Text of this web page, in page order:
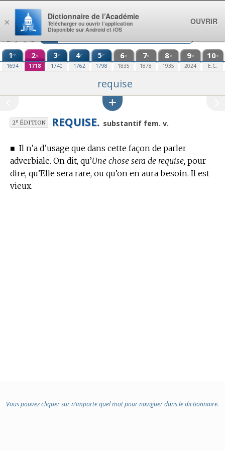
Aller au contenu
1re
1694
2e
1718
3e
1740
4e
1762
5e
1798
6e
1835
7e
1878
8e
1935
9e
2024
10e
E.C.
requise
2eÉDITION REQUISE. substantif fem. v.
■ Il n’a d’usage que dans cette façon de parler
adverbiale. On dit, qu’Une chose sera de requise, pour
dire, qu’Elle sera rare, ou qu’on en aura besoin. Il est
vieux.
Vous pouvez cliquer sur n’importe quel mot pour naviguer dans le dictionnaire.
×
Dictionnaire de l’Académie
Télécharger ou ouvrir l’application
Disponible sur Android et iOS
OUVRIR